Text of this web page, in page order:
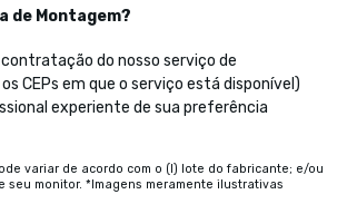
de Montagem?
do nosso serviço de
CEPs em que o serviço está disponível)
experiente de sua preferência
variar de acordo com o (I) lote do fabricante; e/ou
seu monitor. *Imagens meramente ilustrativas